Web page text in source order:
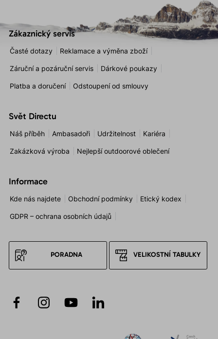
Zákaznický servis
Časté dotazy Reklamace a výměna zboží
Záruční a pozáruční servis Dárkové poukazy
Platba a doručení Odstoupení od smlouvy
Svět Directu
Náš příběh Ambasadoři Udržitelnost Kariéra
Zakázková výroba Nejlepší outdoorové oblečení
Informace
Kde nás najdete Obchodní podmínky Etický kodex
GDPR – ochrana osobních údajů
PORADNA VELIKOSTNÍ TABULKY